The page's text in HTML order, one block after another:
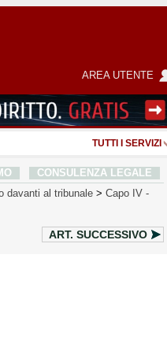
AREA UTENTE
TUTTI I SERVIZI
CONSULENZA LEGALE
davanti al tribunale > Capo IV -
ART. SUCCESSIVO